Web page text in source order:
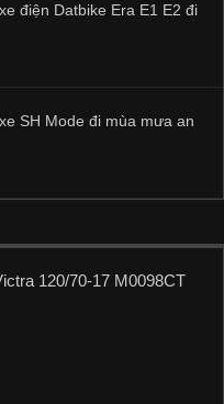
điện Datbike Era E1 E2 đi
SH Mode đi mùa mưa an
120/70-17 M0098CT